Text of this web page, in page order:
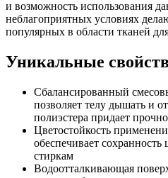
и возможность использования
неблагоприятных условиях
популярных в области тканей
Уникальные
Сбалансированный
позволяет телу дышать и
полиэстера придает
Цветостойкость
обеспечивает
стиркам
Водоотталкивающая